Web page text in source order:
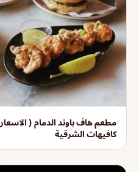
مطعم هاف باوند الدمام (
كافيهات الشرقية